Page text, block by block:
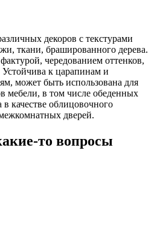
декоров с текстурами
ткани, брашированного дерева.
чередованием оттенков,
Устойчива к царапинам и
может быть использована для
мебели, в том числе обеденных
качестве облицовочного
дверей.
то вопросы